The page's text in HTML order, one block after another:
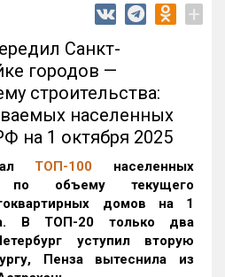
+
Санкт-
городов —
строительства:
населенных
на 1 октября 2025
ТОП-100 населенных
по объему текущего
домов на 1
В ТОП-20 только два
уступил вторую
Пенза вытеснила из